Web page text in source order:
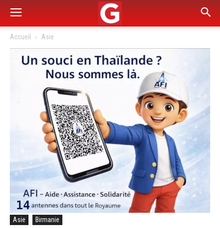
Accueil Asie
Asie Birmanie